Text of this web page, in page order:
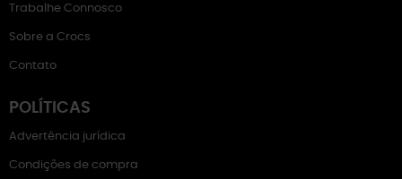
Trabalhe Connosco
Sobre a Crocs
Contato
POLÍTICAS
Advertência jurídica
Condições de compra